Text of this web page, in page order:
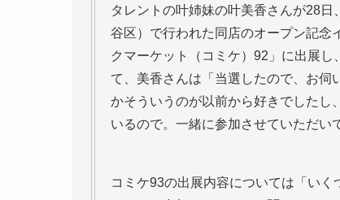
タレントの叶姉妹の叶美香さんが28
谷区）で行われた同店のオープン記念
クマーケット（コミケ）92」に出展
て、美香さんは「当選したので、お伺
かそういうのが以前から好きでしたし
いるので。一緒に参加させていただい
コミケ93の出展内容については「い